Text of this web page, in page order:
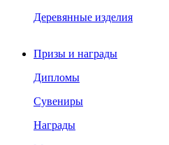
Деревянные изделия
Призы и награды
Дипломы
Сувениры
Награды